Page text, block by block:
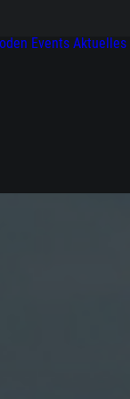
Events Aktuelles